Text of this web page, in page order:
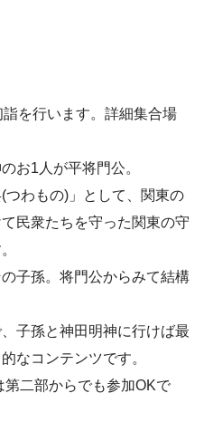
を行います。詳細集合場
お1人が平将門公。
つわもの)」として、関東の
民衆たちを守った関東の守
子孫。将門公からみて結構
子孫と神田明神に行けば最
なコンテンツです。
二部からでも参加OKで